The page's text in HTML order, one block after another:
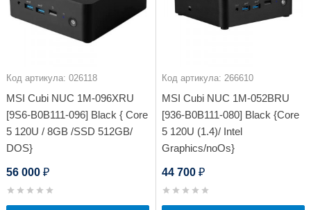
Код артикула: 026118
MSI Cubi NUC 1M-096XRU
[9S6-B0B111-096] Black { Core
5 120U / 8GB /SSD 512GB/
DOS}
56 000 ₽
Код артикула: 266610
MSI Cubi NUC 1M-052BRU
[936-B0B111-080] Black {Core
5 120U (1.4)/ Intel
Graphics/noOs}
44 700 ₽